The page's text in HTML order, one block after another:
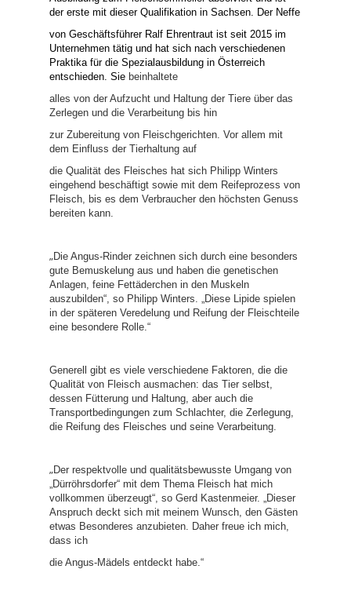
der erste mit dieser Qualifikation in Sachsen. Der Neffe
von Geschäftsführer Ralf Ehrentraut ist seit 2015 im
Unternehmen tätig und hat sich nach verschiedenen
Praktika für die Spezialausbildung in Österreich
entschieden. Sie beinhaltete
alles von der Aufzucht und Haltung der Tiere über das
Zerlegen und die Verarbeitung bis hin
zur Zubereitung von Fleischgerichten. Vor allem mit
dem Einfluss der Tierhaltung auf
die Qualität des Fleisches hat sich Philipp Winters
eingehend beschäftigt sowie mit dem Reifeprozess von
Fleisch, bis es dem Verbraucher den höchsten Genuss
bereiten kann.
„Die Angus-Rinder zeichnen sich durch eine besonders
gute Bemuskelung aus und haben die genetischen
Anlagen, feine Fettäderchen in den Muskeln
auszubilden“, so Philipp Winters. „Diese Lipide spielen
in der späteren Veredelung und Reifung der Fleischteile
eine besondere Rolle.“
Generell gibt es viele verschiedene Faktoren, die die
Qualität von Fleisch ausmachen: das Tier selbst,
dessen Fütterung und Haltung, aber auch die
Transportbedingungen zum Schlachter, die Zerlegung,
die Reifung des Fleisches und seine Verarbeitung.
„Der respektvolle und qualitätsbewusste Umgang von
„Dürröhrsdorfer“ mit dem Thema Fleisch hat mich
vollkommen überzeugt“, so Gerd Kastenmeier. „Dieser
Anspruch deckt sich mit meinem Wunsch, den Gästen
etwas Besonderes anzubieten. Daher freue ich mich,
dass ich
die Angus-Mädels entdeckt habe.“